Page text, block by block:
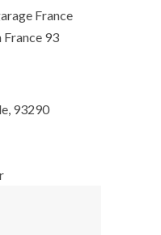
France
France 93
93290